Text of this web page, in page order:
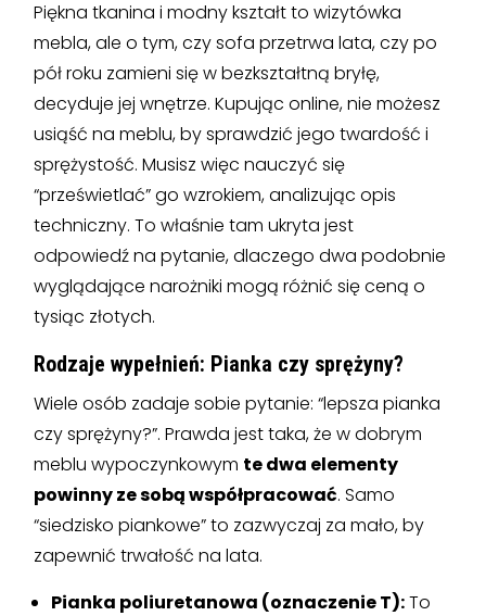
Piękna tkanina i modny kształt to wizytówka
mebla, ale o tym, czy sofa przetrwa lata, czy po
pół roku zamieni się w bezkształtną bryłę,
decyduje jej wnętrze. Kupując online, nie możesz
usiąść na meblu, by sprawdzić jego twardość i
sprężystość. Musisz więc nauczyć się
“prześwietlać” go wzrokiem, analizując opis
techniczny. To właśnie tam ukryta jest
odpowiedź na pytanie, dlaczego dwa podobnie
wyglądające narożniki mogą różnić się ceną o
tysiąc złotych.
Rodzaje wypełnień: Pianka czy sprężyny?
Wiele osób zadaje sobie pytanie: “lepsza pianka
czy sprężyny?”. Prawda jest taka, że w dobrym
meblu wypoczynkowym te dwa elementy
powinny ze sobą współpracować. Samo
“siedzisko piankowe” to zazwyczaj za mało, by
zapewnić trwałość na lata.
Pianka poliuretanowa (oznaczenie T):To